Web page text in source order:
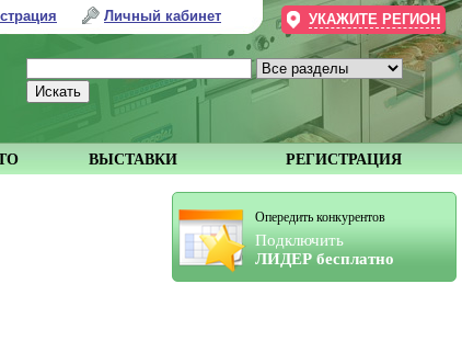
Опередить конкурентов
Подключить
ЛИДЕР бесплатно
ВЫСТАВКИ РЕГИСТРАЦИЯ
Личный кабинет УКАЖИТЕ РЕГИОН